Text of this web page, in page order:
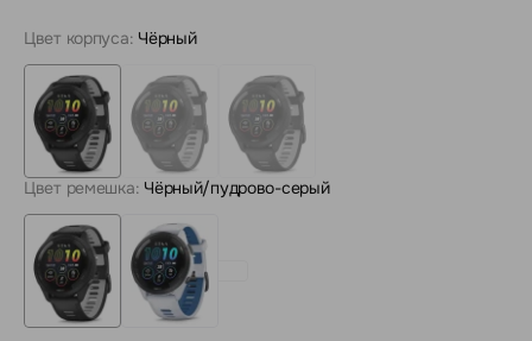
Цвет корпуса: Чёрный
Цвет ремешка: Чёрный/пудрово-серый